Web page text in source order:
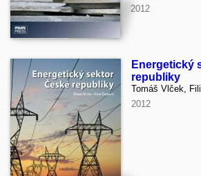
2012
Energetický
republiky
Tomáš Vlček,
2012